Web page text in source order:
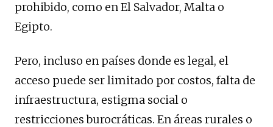
prohibido, como en El Salvador, Malta o
Egipto.
Pero, incluso en países donde es legal, el
acceso puede ser limitado por costos, falta de
infraestructura, estigma social o
restricciones burocráticas. En áreas rurales o